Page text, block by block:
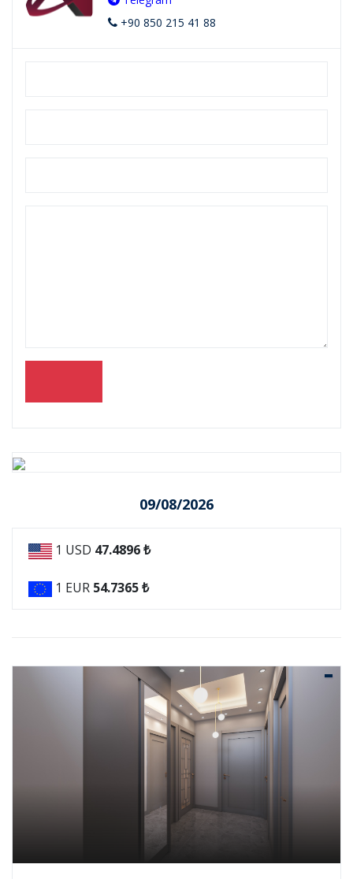
+90 850 215 41 88
09/08/2026
1 USD 47.4896 ₺
1 EUR 54.7365 ₺